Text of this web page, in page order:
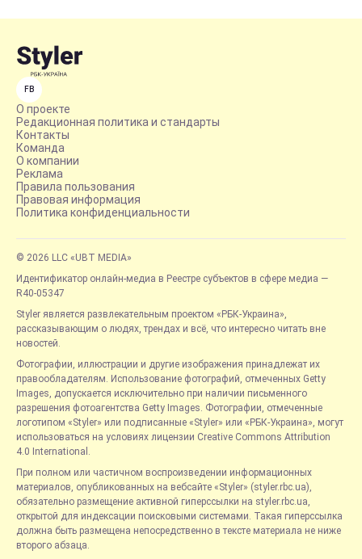
FB
О проекте
Редакционная политика и стандарты
Контакты
Команда
О компании
Реклама
Правила пользования
Правовая информация
Политика конфиденциальности
© 2026 LLC «UBT MEDIA»
Идентификатор онлайн-медиа в Реестре субъектов в сфере медиа —
R40-05347
Styler является развлекательным проектом «РБК-Украина»,
рассказывающим о людях, трендах и всё, что интересно читать вне
новостей.
Фотографии, иллюстрации и другие изображения принадлежат их
правообладателям. Использование фотографий, отмеченных Getty
Images, допускается исключительно при наличии письменного
разрешения фотоагентства Getty Images. Фотографии, отмеченные
логотипом «Styler» или подписанные «Styler» или «РБК-Украина», могут
использоваться на условиях лицензии Creative Commons Attribution
4.0 International.
При полном или частичном воспроизведении информационных
материалов, опубликованных на вебсайте «Styler» (styler.rbc.ua),
обязательно размещение активной гиперссылки на styler.rbc.ua,
открытой для индексации поисковыми системами. Такая гиперссылка
должна быть размещена непосредственно в тексте материала не ниже
второго абзаца.